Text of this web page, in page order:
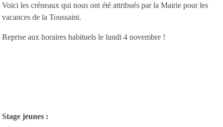
Voici les créneaux qui nous ont été attribués par la Mairie pour les
vacances de la Toussaint.
Reprise aux horaires habituels le lundi 4 novembre !
Stage jeunes :